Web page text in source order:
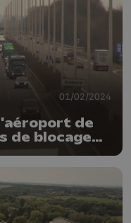
01/02/2024
de
de blocage